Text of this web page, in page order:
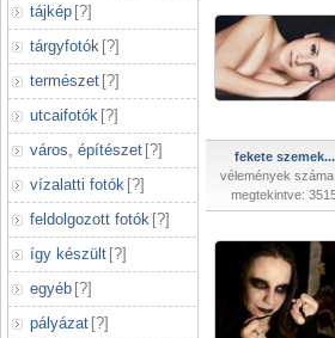
tájkép [?]
tárgyfotók [?]
természet [?]
utcaifotók [?]
város, építészet [?]
vízalatti fotók [?]
feldolgozott fotók [?]
így készült [?]
egyéb [?]
pályázat [?]
fekete szemek...
vélemények
megtekintve: